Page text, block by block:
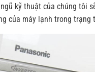
kỹ thuật của chúng tôi
của máy lạnh trong trạng